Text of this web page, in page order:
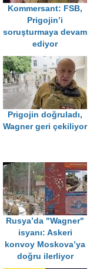
Kommersant: FSB,
Prigojin’i
soruşturmaya devam
ediyor
Prigojin doğruladı,
Wagner geri çekiliyor
Rusya’da "Wagner"
isyanı: Askeri
konvoy Moskova’ya
doğru ilerliyor